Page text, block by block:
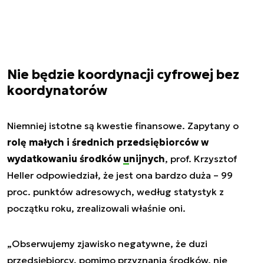
Nie będzie koordynacji cyfrowej bez
koordynatorów
Niemniej istotne są kwestie finansowe. Zapytany o
rolę małych i średnich przedsiębiorców w
wydatkowaniu środków unijnych, prof. Krzysztof
Heller odpowiedział, że jest ona bardzo duża – 99
proc. punktów adresowych, według statystyk z
początku roku, zrealizowali właśnie oni.
„Obserwujemy zjawisko negatywne, że duzi
przedsiębiorcy, pomimo przyznania środków, nie